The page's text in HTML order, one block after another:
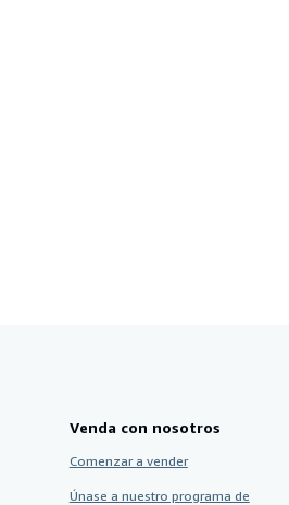
Venda con nosotros
Comenzar a vender
Únase a nuestro programa de